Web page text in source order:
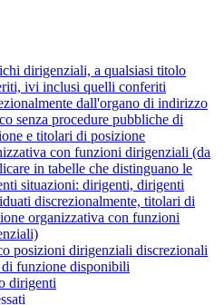
dirigenziali, a qualsiasi titolo
ivi inclusi quelli conferiti
dall'organo di indirizzo
senza procedure pubbliche di
e titolari di posizione
con funzioni dirigenziali (da
in tabelle che distinguano le
situazioni: dirigenti, dirigenti
discrezionalmente, titolari di
organizzativa con funzioni
posizioni dirigenziali discrezionali
di funzione disponibili
dirigenti